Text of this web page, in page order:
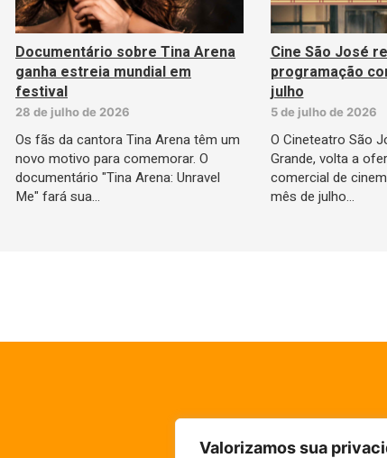
Valorizamos sua
Documentário sobre Tina Arena
ganha estreia mundial em
festival
28 de julho de 2026
Os fãs da cantora Tina Arena têm um
novo motivo para comemorar. O
documentário "Tina Arena: Unravel
Me" fará sua…
Cine São José
programação
julho
5 de julho de 2026
O Cineteatro São
Grande, volta a
comercial de
mês de julho…